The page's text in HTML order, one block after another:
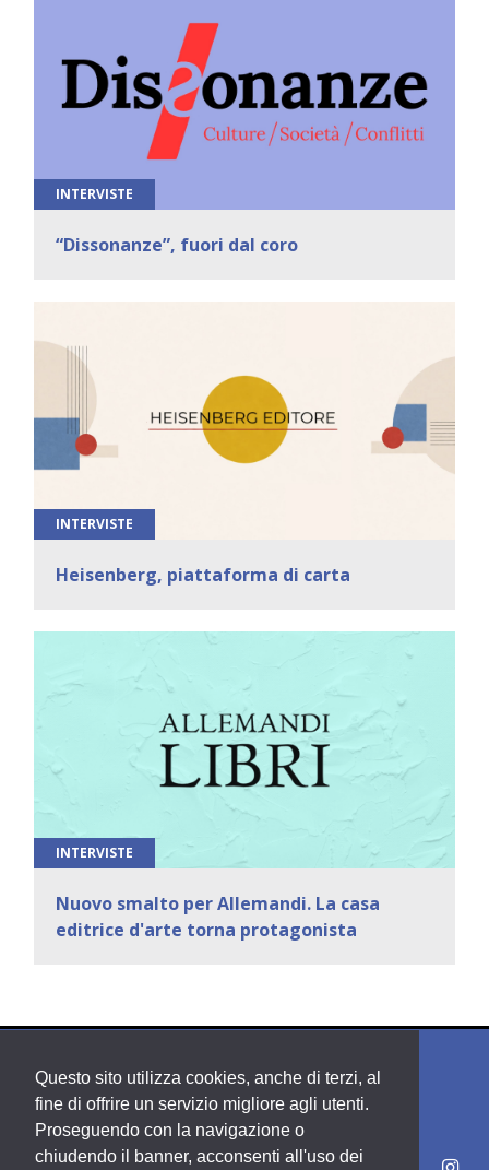
Questo sito utilizza cookies, anche di terzi, al
fine di offrire un servizio migliore agli utenti.
Proseguendo con la navigazione o
chiudendo il banner, acconsenti all'uso dei
INTERVISTE
“Dissonanze”, fuori dal coro
INTERVISTE
Heisenberg, piattaforma di carta
INTERVISTE
Nuovo smalto per Allemandi. La casa
editrice d'arte torna protagonista